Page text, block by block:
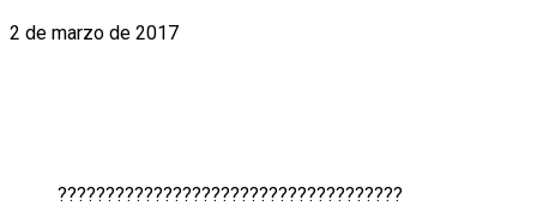
2 de marzo de 2017
????????????????????????????????????